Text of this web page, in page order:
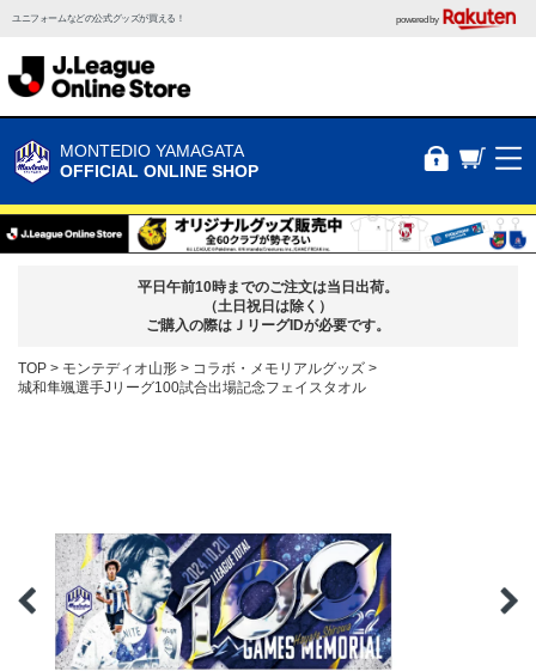
ユニフォームなどの公式グッズが買える！ powered by
MONTEDIO YAMAGATA
OFFICIAL ONLINE SHOP
平日午前10時までのご注文は当日出荷。
（土日祝日は除く）
ご購入の際はＪリーグIDが必要です。
TOP モンテディオ山形
コラボ・メモリアルグッズ
城和隼颯選手Jリーグ100試合出場記念フェイスタオル